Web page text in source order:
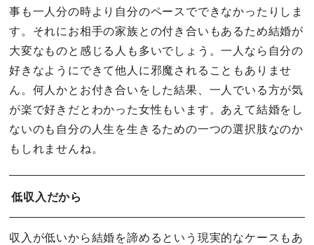
事も一人分の時より自分のペースでできなかったりしま
す。それにお相手の家族との付き合いもあるため結婚が
大変なものと感じる人も多いでしょう。一人なら自分の
好きなようにできて他人に邪魔されることもありませ
ん。何人かとお付き合いをした結果、一人でいる方が気
が楽で好きだとわかった女性もいます。あえて結婚をし
ないのも自分の人生を生きるための一つの選択肢なのか
もしれませんね。
低収入だから
収入が低いから結婚を諦めるという現実的なケースもあ